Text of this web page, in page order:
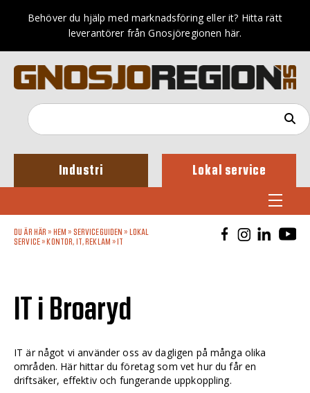
Behöver du hjälp med marknadsföring eller it? Hitta rätt
leverantörer från Gnosjöregionen här.
Industri Lokal service
DU ÄR HÄR » HEM » SERVICEGUIDEN »
LOKAL
SERVICE» KONTOR, IT, REKLAM » IT
IT i Broaryd
IT är något vi använder oss av dagligen på många olika
områden. Här hittar du företag som vet hur du får en
driftsäker, effektiv och fungerande uppkoppling.